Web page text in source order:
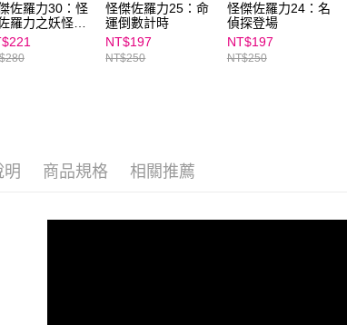
佐羅力30：怪
羅力之妖怪大
怪傑佐羅力25：命
運倒數計時
NT$197
NT$250
怪傑佐羅力24：名
偵探登場
NT$197
NT$250
明 商品規格 相關推薦